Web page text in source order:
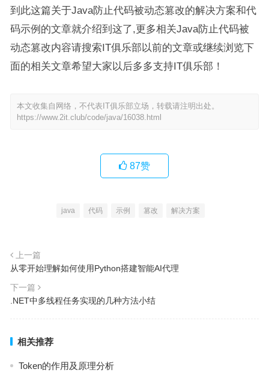
到此这篇关于Java防止代码被动态篡改的解决方案和代
码示例的文章就介绍到这了,更多相关Java防止代码被
动态篡改内容请搜索IT俱乐部以前的文章或继续浏览下
面的相关文章希望大家以后多多支持IT俱乐部！
本文收集自网络，不代表IT俱乐部立场，转载请注明出处。
https://www.2it.club/code/java/16038.html
87赞
java 代码 示例 篡改 解决方案
上一篇
从零开始理解如何使用Python搭建智能AI代理
下一篇
.NET中多线程任务实现的几种方法小结
相关推荐
Token的作用及原理分析